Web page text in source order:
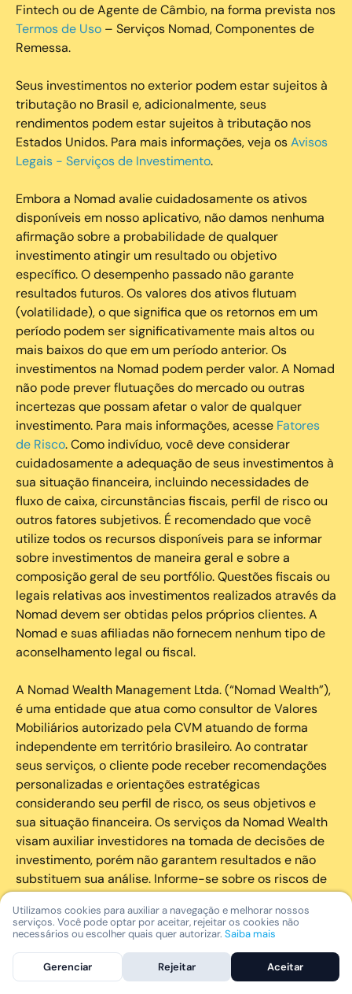
Fintech ou de Agente de Câmbio, na forma prevista nos
Termos de Uso – Serviços Nomad, Componentes de
Remessa.
Seus investimentos no exterior podem estar sujeitos à
tributação no Brasil e, adicionalmente, seus
rendimentos podem estar sujeitos à tributação nos
Estados Unidos. Para mais informações, veja osAvisos
Legais - Serviços de Investimento.
Embora a Nomad avalie cuidadosamente os ativos
disponíveis em nosso aplicativo, não damos nenhuma
afirmação sobre a probabilidade de qualquer
investimento atingir um resultado ou objetivo
específico. O desempenho passado não garante
resultados futuros. Os valores dos ativos flutuam
(volatilidade), o que significa que os retornos em um
período podem ser significativamente mais altos ou
mais baixos do que em um período anterior. Os
investimentos na Nomad podem perder valor. A Nomad
não pode prever flutuações do mercado ou outras
incertezas que possam afetar o valor de qualquer
investimento. Para mais informações, acesse Fatores
de Risco. Como indivíduo, você deve considerar
cuidadosamente a adequação de seus investimentos à
sua situação financeira, incluindo necessidades de
fluxo de caixa, circunstâncias fiscais, perfil de risco ou
outros fatores subjetivos. É recomendado que você
utilize todos os recursos disponíveis para se informar
sobre investimentos de maneira geral e sobre a
composição geral de seu portfólio. Questões fiscais ou
legais relativas aos investimentos realizados através da
Nomad devem ser obtidas pelos próprios clientes. A
Nomad e suas afiliadas não fornecem nenhum tipo de
aconselhamento legal ou fiscal.
A Nomad Wealth Management Ltda. (“Nomad Wealth”),
é uma entidade que atua como consultor de Valores
Mobiliários autorizado pela CVM atuando de forma
independente em território brasileiro. Ao contratar
seus serviços, o cliente pode receber recomendações
personalizadas e orientações estratégicas
considerando seu perfil de risco, os seus objetivos e
sua situação financeira. Os serviços da Nomad Wealth
visam auxiliar investidores na tomada de decisões de
investimento, porém não garantem resultados e não
substituem sua análise. Informe-se sobre os riscos de
cada investimento e invista com responsabilidade.
As marcas registradas, logotipos e marcas de serviço
que aparecem nos Serviços, incluindo, mas não se
limitando à marca registrada “Nomad” são marcas
Utilizamos cookies para auxiliar a navegação e melhorar nossos
serviços. Você pode optar por aceitar, rejeitar os cookies não
necessários ou escolher quais quer autorizar. Saiba mais
Gerenciar Rejeitar Aceitar